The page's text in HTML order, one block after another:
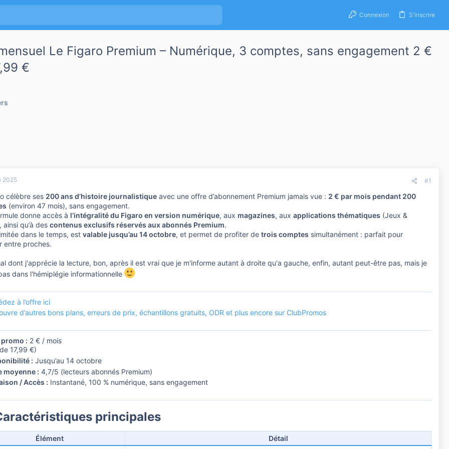
Connexion S'inscrire
Le Figaro Premium – Numérique, 3 comptes, sans engagement 2 €
€
2025 #1
célèbre ses 200 ans d’histoire journalistique avec une offre d’abonnement Premium jamais vue : 2 € par mois pendant 200
(environ 47 mois), sans engagement.
donne accès à l’intégralité du Figaro en version numérique, aux magazines, aux applications thématiques (Jeux &
ainsi qu’à des contenus exclusifs réservés aux abonnés Premium.
dans le temps, est valable jusqu’au 14 octobre, et permet de profiter de trois comptes simultanément : parfait pour
entre proches.
dont j'apprécie la lecture, bon, après il est vrai que je m'informe autant à droite qu'a gauche, enfin, autant peut-être pas, mais je
dans l'hémiplégie informationnelle
à l’offre ici
d’autres bons plans, erreurs de prix, échantillons gratuits, ODR et plus encore sur ClubPromos
: 2 € / mois
17,99 €)
: Jusqu’au 14 octobre
moyenne : 4,7/5 (lecteurs abonnés Premium)
/ Accès : Instantané, 100 % numérique, sans engagement
principales​
Élément
Détail